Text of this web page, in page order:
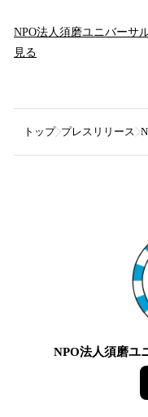
NPO法人須磨ユニバーサ
見る
トップ プレスリリース
NPO法人須磨ユ